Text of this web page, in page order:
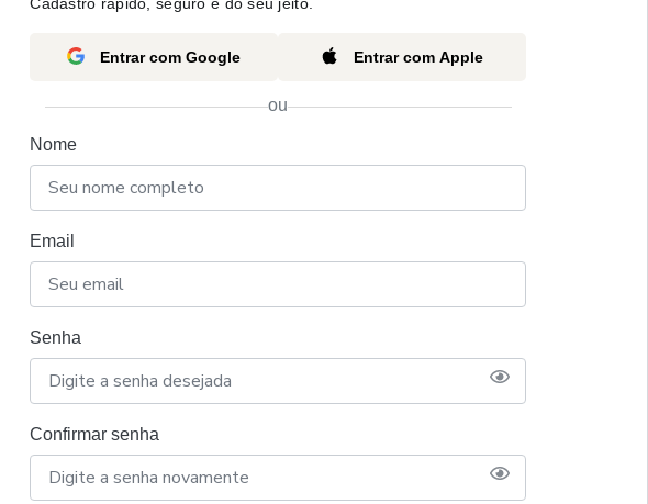
Entrar com Google Entrar com Apple
ou
Nome
Email
Senha
Confirmar senha